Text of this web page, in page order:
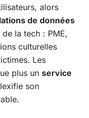
alors
de données
la tech : PME,
culturelles
Les
plus un service
son